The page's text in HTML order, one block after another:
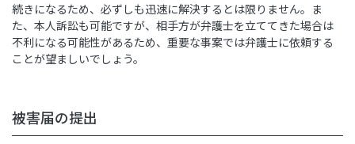
続きになるため、必ずしも迅速に解決するとは限りません。ま
た、本人訴訟も可能ですが、相手方が弁護士を立ててきた場合は
不利になる可能性があるため、重要な事案では弁護士に依頼する
ことが望ましいでしょう。
被害届の提出